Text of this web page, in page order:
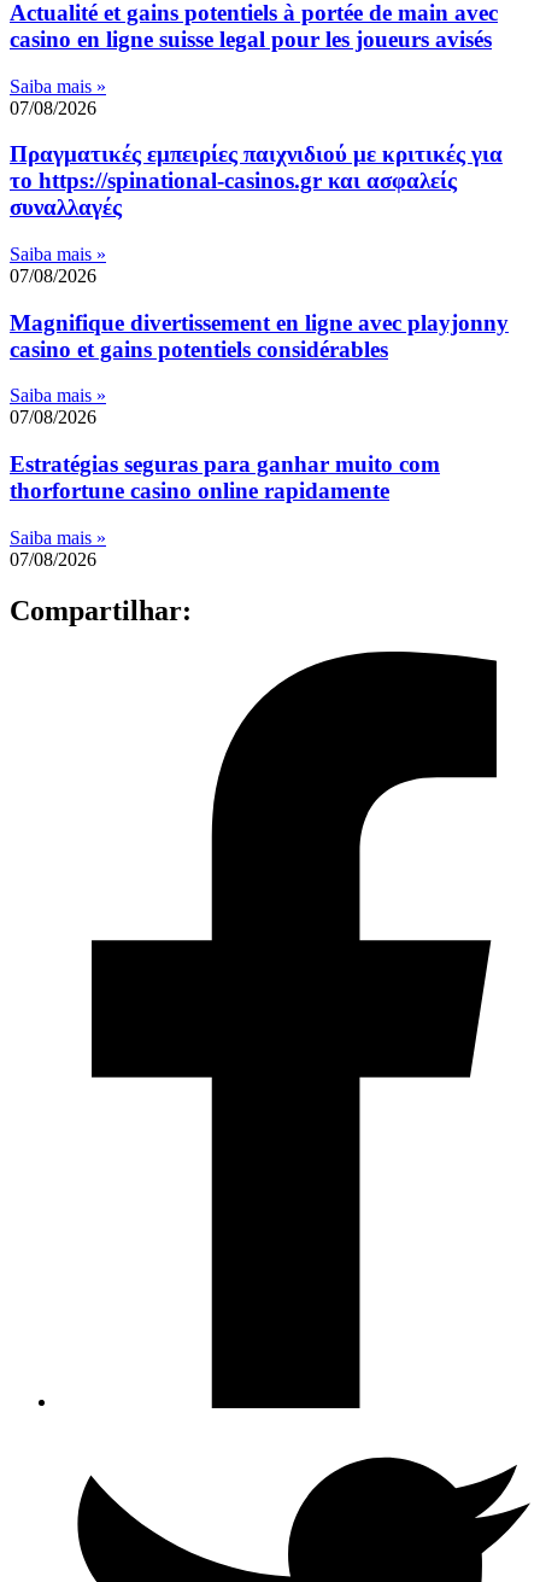
Actualité et gains potentiels à portée de main avec
casino en ligne suisse legal pour les joueurs avisés
Saiba mais »
07/08/2026
Πραγματικές εμπειρίες παιχνιδιού με κριτικές για
το https://spinational-casinos.gr και ασφαλείς
συναλλαγές
Saiba mais »
07/08/2026
Magnifique divertissement en ligne avec playjonny
casino et gains potentiels considérables
Saiba mais »
07/08/2026
Estratégias seguras para ganhar muito com
thorfortune casino online rapidamente
Saiba mais »
07/08/2026
Compartilhar: